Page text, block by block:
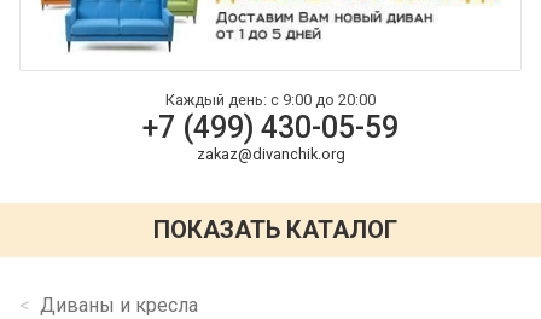
Контакты
Каждый день: с 9:00 до 20:00
+7 (499) 430-05-59
zakaz@divanchik.org
ПОКАЗАТЬ КАТАЛОГ
Диваны и кресла